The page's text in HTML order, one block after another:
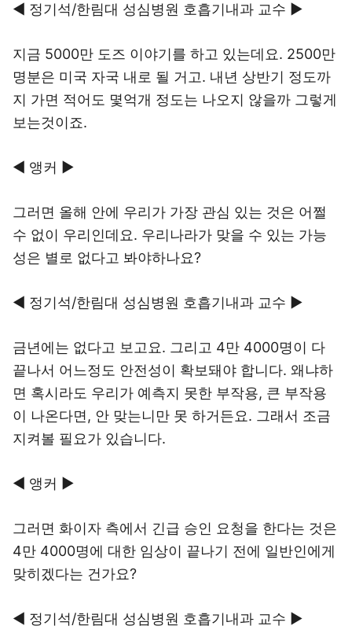
◀ 정기석/한림대 성심병원 호흡기내과 교수 ▶
지금 5000만 도즈 이야기를 하고 있는데요. 2500만
명분은 미국 자국 내로 될 거고. 내년 상반기 정도까
지 가면 적어도 몇억개 정도는 나오지 않을까 그렇게
보는것이죠.
◀ 앵커 ▶
그러면 올해 안에 우리가 가장 관심 있는 것은 어쩔
수 없이 우리인데요. 우리나라가 맞을 수 있는 가능
성은 별로 없다고 봐야하나요?
◀ 정기석/한림대 성심병원 호흡기내과 교수 ▶
금년에는 없다고 보고요. 그리고 4만 4000명이 다
끝나서 어느정도 안전성이 확보돼야 합니다. 왜냐하
면 혹시라도 우리가 예측지 못한 부작용, 큰 부작용
이 나온다면, 안 맞는니만 못 하거든요. 그래서 조금
지켜볼 필요가 있습니다.
◀ 앵커 ▶
그러면 화이자 측에서 긴급 승인 요청을 한다는 것은
4만 4000명에 대한 임상이 끝나기 전에 일반인에게
맞히겠다는 건가요?
◀ 정기석/한림대 성심병원 호흡기내과 교수 ▶